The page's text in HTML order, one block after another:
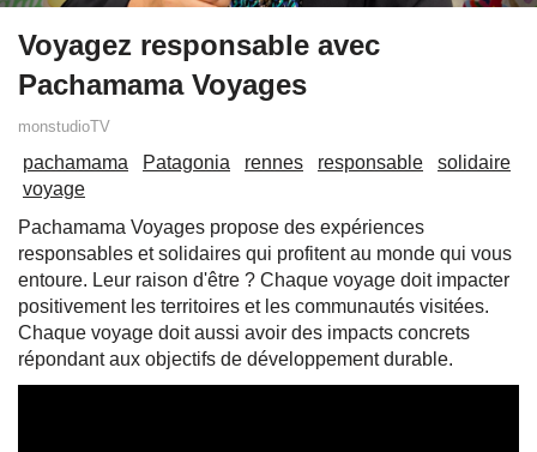
Voyagez responsable avec
Pachamama Voyages
monstudioTV
pachamama Patagonia rennes responsable
solidaire
voyage
Pachamama Voyages propose des expériences
responsables et solidaires qui profitent au monde qui vous
entoure. Leur raison d'être ? Chaque voyage doit impacter
positivement les territoires et les communautés visitées.
Chaque voyage doit aussi avoir des impacts concrets
répondant aux objectifs de développement durable.